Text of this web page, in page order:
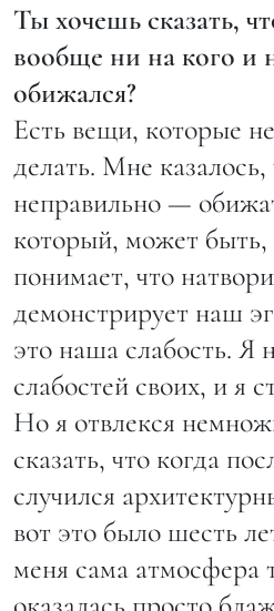
Ты хочешь сказать,
вообще ни на кого и
обижался?
Есть вещи, которые
делать. Мне казалось,
неправильно —
который, может
понимает, что
демонстрирует наш
это наша слабость. Я
слабостей своих, и я
Но я отвлекся
сказать, что когда
случился
вот это было шесть
меня сама атмосфера